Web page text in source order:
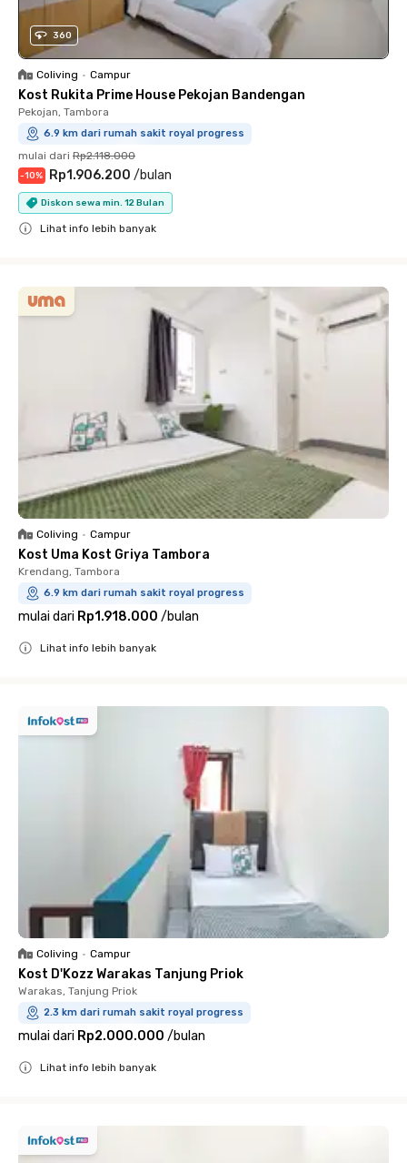
360
Coliving • Campur
Kost Rukita Prime House Pekojan Bandengan
Pekojan, Tambora
6.9 km dari rumah sakit royal progress
mulai dari Rp2.118.000
-10% Rp1.906.200 /bulan
Diskon sewa min. 12 Bulan
Lihat info lebih banyak
Coliving • Campur
Kost Uma Kost Griya Tambora
Krendang, Tambora
6.9 km dari rumah sakit royal progress
mulai dari Rp1.918.000 /bulan
Lihat info lebih banyak
Coliving • Campur
Kost D'Kozz Warakas Tanjung Priok
Warakas, Tanjung Priok
2.3 km dari rumah sakit royal progress
mulai dari Rp2.000.000 /bulan
Lihat info lebih banyak